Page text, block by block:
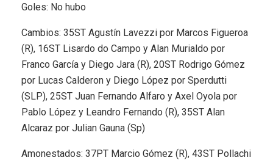
Goles: No hubo
Cambios: 35ST Agustín Lavezzi por Marcos Figueroa
(R), 16ST Lisardo do Campo y Alan Murialdo por
Franco García y Diego Jara (R), 20ST Rodrigo Gómez
por Lucas Calderon y Diego López por Sperdutti
(SLP), 25ST Juan Fernando Alfaro y Axel Oyola por
Pablo López y Leandro Fernando (R), 35ST Alan
Alcaraz por Julian Gauna (Sp)
Amonestados: 37PT Marcio Gómez (R), 43ST Pollachi